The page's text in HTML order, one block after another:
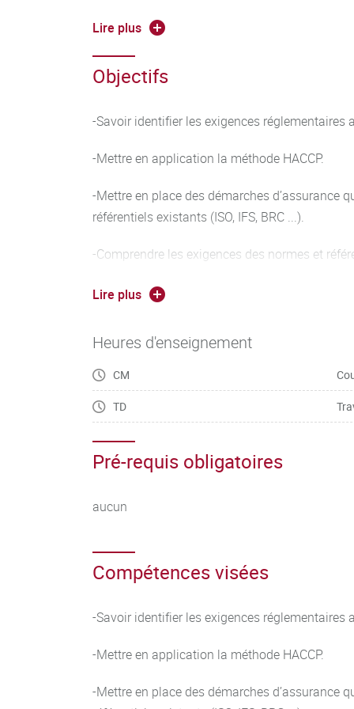
Programme :
Management de la qualité
HACCP
Norme ISO 22000
Référentiels IFS/BRC
d’établir un plan de maitrise des dangers
Audit interne : exercices pour comprendre et
traduire des exigences en questions, formuler
rédiger un écart, savoir coter un écart.
Norme environnementale ISO 14001
Lire plus
Objectifs
-Savoir identifier les exigences réglementaires
-Mettre en application la méthode HACCP.
-Mettre en place des démarches d’assurance
référentiels existants (ISO, IFS, BRC ...).
-Comprendre les exigences des normes et
-Identifier les principes de la réalisation d’un
méthodologie d’un point de vue théorique.
-Connaître les certifications en matière
-Piloter une démarche d'amélioration d'un
qualité.
Lire plus
Heures d'enseignement
CM
TD
Pré-requis obligatoires
aucun
Compétences visées
-Savoir identifier les exigences réglementaires
-Mettre en application la méthode HACCP.
-Mettre en place des démarches d’assurance